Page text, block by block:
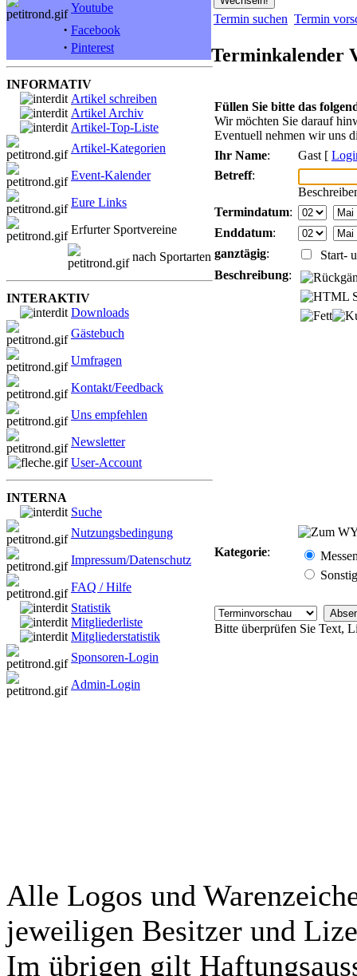
Youtube
· Facebook
· Pinterest
INFORMATIV
Artikel schreiben
Artikel Archiv
Artikel-Top-Liste
Artikel-Kategorien
Event-Kalender
Eure Links
Erfurter Sportvereine
nach Sportarten
INTERAKTIV
Downloads
Gästebuch
Umfragen
Kontakt/Feedback
Uns empfehlen
Newsletter
User-Account
INTERNA
Suche
Nutzungsbedingung
Impressum/Datenschutz
FAQ / Hilfe
Statistik
Mitgliederliste
Mitgliederstatistik
Sponsoren-Login
Admin-Login
Termin suchen Termin
Terminkalender
Füllen Sie bitte das
Wir möchten Sie darauf
Eventuell nehmen wir uns
Ihr Name: Gast [
Betreff:
Termindatum:
Enddatum:
ganztägig:
Start-
Beschreibung:
Kategorie:
Bitte überprüfen Sie Text,
Alle Logos und
jeweiligen Besitzer und
Im übrigen gilt